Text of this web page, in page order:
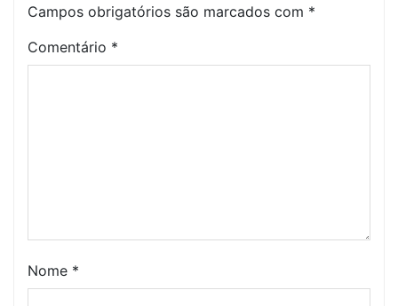
Campos obrigatórios são marcados com *
Comentário *
Nome *